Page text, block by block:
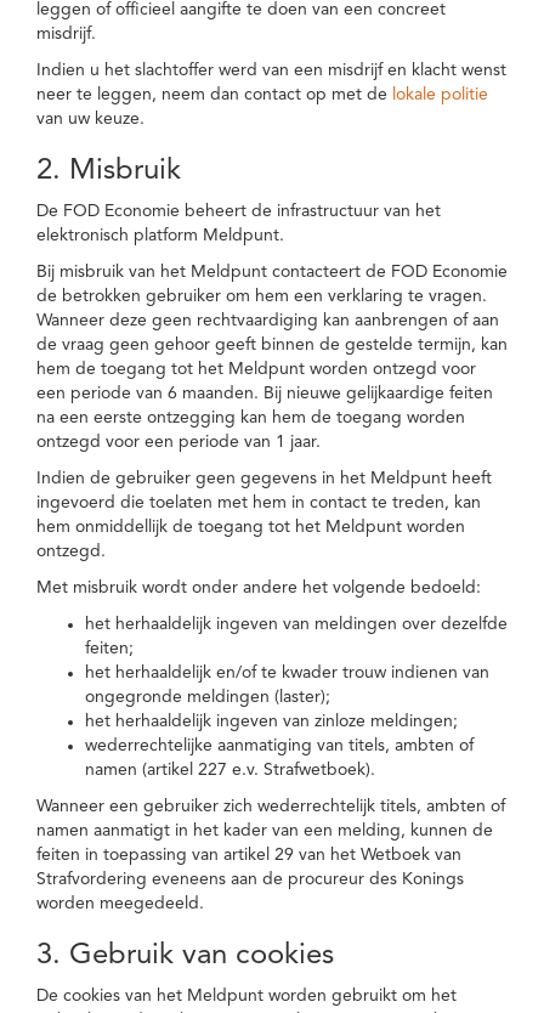
leggen of officieel aangifte te doen van een concreet
misdrijf.
Indien u het slachtoffer werd van een misdrijf en klacht wenst
neer te leggen, neem dan contact op met de lokale politie
van uw keuze.
2. Misbruik
De FOD Economie beheert de infrastructuur van het
elektronisch platform Meldpunt.
Bij misbruik van het Meldpunt contacteert de FOD Economie
de betrokken gebruiker om hem een verklaring te vragen.
Wanneer deze geen rechtvaardiging kan aanbrengen of aan
de vraag geen gehoor geeft binnen de gestelde termijn, kan
hem de toegang tot het Meldpunt worden ontzegd voor
een periode van 6 maanden. Bij nieuwe gelijkaardige feiten
na een eerste ontzegging kan hem de toegang worden
ontzegd voor een periode van 1 jaar.
Indien de gebruiker geen gegevens in het Meldpunt heeft
ingevoerd die toelaten met hem in contact te treden, kan
hem onmiddellijk de toegang tot het Meldpunt worden
ontzegd.
Met misbruik wordt onder andere het volgende bedoeld:
het herhaaldelijk ingeven van meldingen over dezelfde
feiten;
het herhaaldelijk en/of te kwader trouw indienen van
ongegronde meldingen (laster);
het herhaaldelijk ingeven van zinloze meldingen;
wederrechtelijke aanmatiging van titels, ambten of
namen (artikel 227 e.v. Strafwetboek).
Wanneer een gebruiker zich wederrechtelijk titels, ambten of
namen aanmatigt in het kader van een melding, kunnen de
feiten in toepassing van artikel 29 van het Wetboek van
Strafvordering eveneens aan de procureur des Konings
worden meegedeeld.
3. Gebruik van cookies
De cookies van het Meldpunt worden gebruikt om het